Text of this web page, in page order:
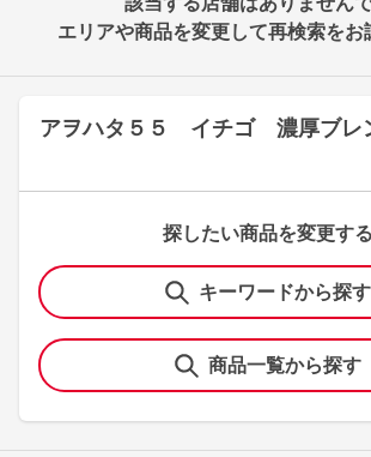
アヲハタ５５ イチゴ 濃厚ブレ
探したい商品を変更する
キーワードから探す
商品一覧から探す
エリアや商品を変更して再検索をお